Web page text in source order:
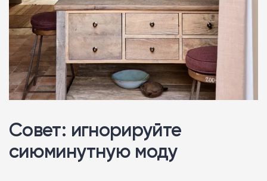
Совет: игнорируйте
сиюминутную моду